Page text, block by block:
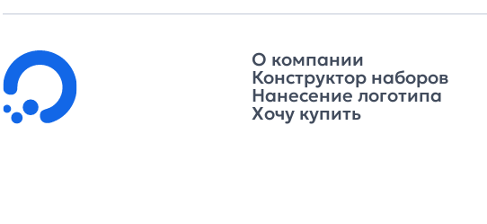
О компании
Конструктор наборов
Нанесение логотипа
Хочу купить